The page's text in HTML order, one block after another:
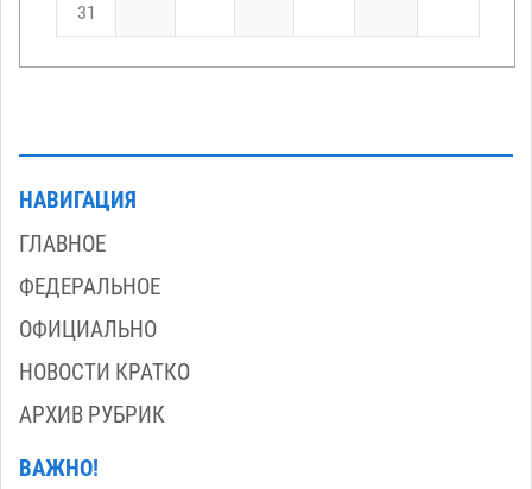
31
НАВИГАЦИЯ
ГЛАВНОЕ
ФЕДЕРАЛЬНОЕ
ОФИЦИАЛЬНО
НОВОСТИ КРАТКО
АРХИВ РУБРИК
ВАЖНО!